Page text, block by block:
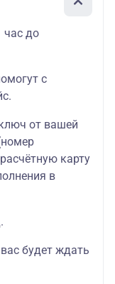
час до
с
от вашей
расчётную карту
в
будет ждать